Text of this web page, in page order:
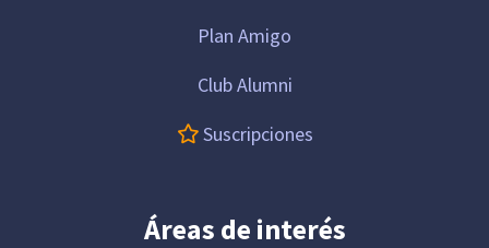
Plan Amigo
Club Alumni
Suscripciones
Áreas de interés